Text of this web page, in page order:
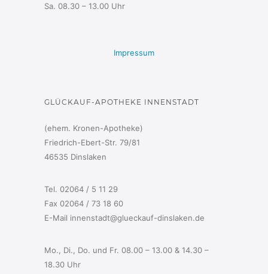
Sa. 08.30 – 13.00 Uhr
Impressum
GLÜCKAUF-APOTHEKE INNENSTADT
(ehem. Kronen-Apotheke)
Friedrich-Ebert-Str. 79/81
46535 Dinslaken
Tel. 02064 / 5 11 29
Fax 02064 / 73 18 60
E-Mail innenstadt@glueckauf-dinslaken.de
Mo., Di., Do. und Fr. 08.00 – 13.00 & 14.30 –
18.30 Uhr